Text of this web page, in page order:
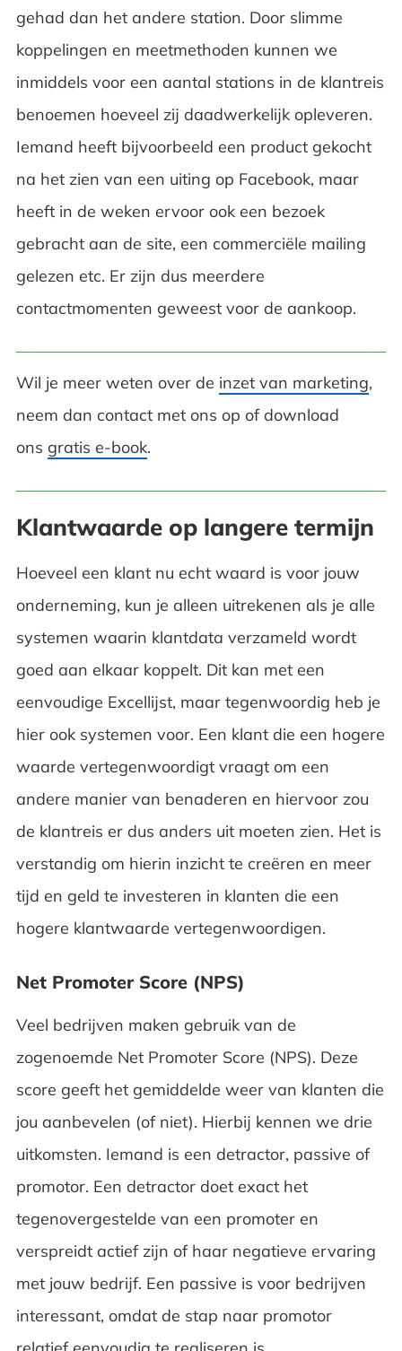
gehad dan het andere station. Door slimme
koppelingen en meetmethoden kunnen we
inmiddels voor een aantal stations in de klantreis
benoemen hoeveel zij daadwerkelijk opleveren.
Iemand heeft bijvoorbeeld een product gekocht
na het zien van een uiting op Facebook, maar
heeft in de weken ervoor ook een bezoek
gebracht aan de site, een commerciële mailing
gelezen etc. Er zijn dus meerdere
contactmomenten geweest voor de aankoop.
Wil je meer weten over de inzet van marketing,
neem dan contact met ons op of download
ons gratis e-book.
Klantwaarde op langere termijn
Hoeveel een klant nu echt waard is voor jouw
onderneming, kun je alleen uitrekenen als je alle
systemen waarin klantdata verzameld wordt
goed aan elkaar koppelt. Dit kan met een
eenvoudige Excellijst, maar tegenwoordig heb je
hier ook systemen voor. Een klant die een hogere
waarde vertegenwoordigt vraagt om een
andere manier van benaderen en hiervoor zou
de klantreis er dus anders uit moeten zien. Het is
verstandig om hierin inzicht te creëren en meer
tijd en geld te investeren in klanten die een
hogere klantwaarde vertegenwoordigen.
Net Promoter Score (NPS)
Veel bedrijven maken gebruik van de
zogenoemde Net Promoter Score (NPS). Deze
score geeft het gemiddelde weer van klanten die
jou aanbevelen (of niet). Hierbij kennen we drie
uitkomsten. Iemand is een detractor, passive of
promotor. Een detractor doet exact het
tegenovergestelde van een promoter en
verspreidt actief zijn of haar negatieve ervaring
met jouw bedrijf. Een passive is voor bedrijven
interessant, omdat de stap naar promotor